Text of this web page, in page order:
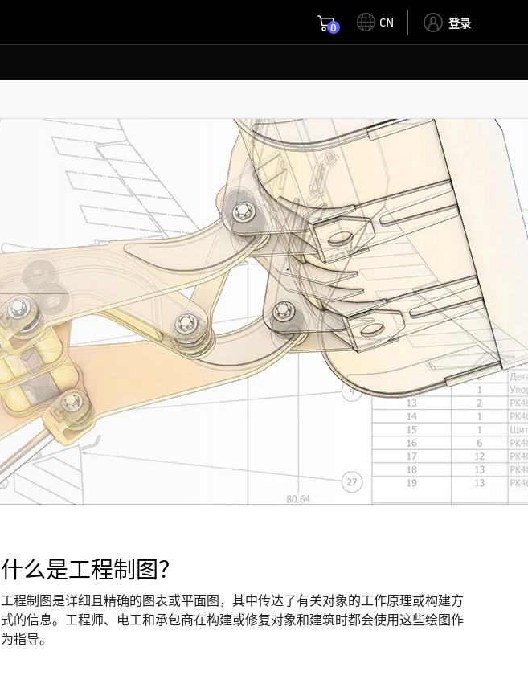
0 CN 登录
什么是工程制图？
工程制图是详细且精确的图表或平面图，其中传达了有关对象的工作原理或构建方
式的信息。工程师、电工和承包商在构建或修复对象和建筑时都会使用这些绘图作
为指导。